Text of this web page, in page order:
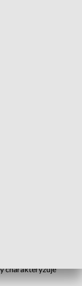
charakteryzuje